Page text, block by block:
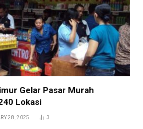
Gelar Pasar Murah
Lokasi
28, 2025 3